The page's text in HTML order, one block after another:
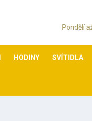
Pondělí
HODINY SVÍTIDLA